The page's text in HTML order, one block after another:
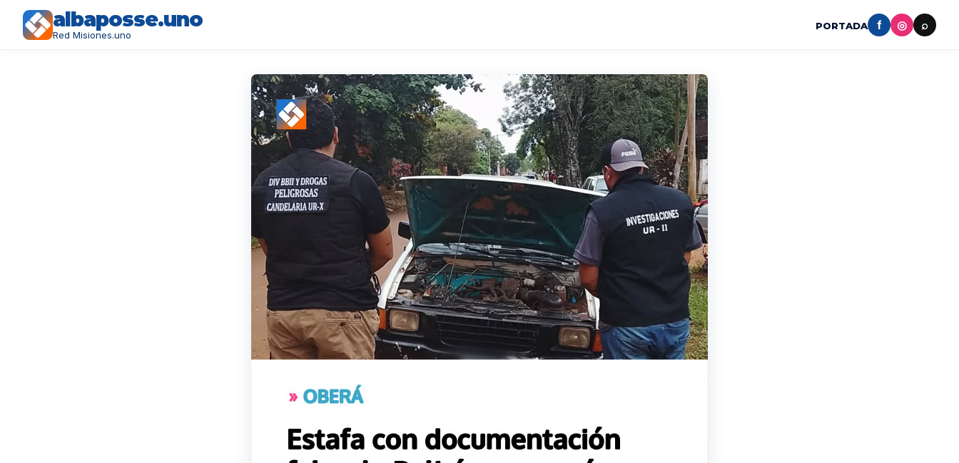
albaposse.uno
Red Misiones.uno
PORTADA f ◎ ⌕